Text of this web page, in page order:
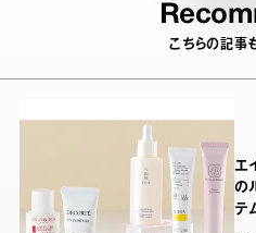
こちらの記事
エ
の
テ